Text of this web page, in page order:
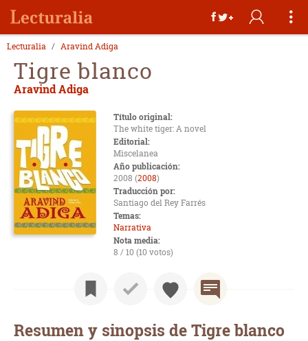
Lecturalia Aravind Adiga
Tigre blanco
Aravind Adiga
Título original:
The white tiger: A novel
Editorial:
Miscelanea
Año publicación:
2008 (2008)
Traducción por:
Santiago del Rey Farrés
Temas:
Narrativa
Nota media:
8 / 10 (10 votos)
Resumen y sinopsis de Tigre blanco